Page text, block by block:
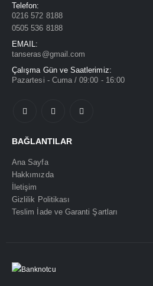
Telefon:
0216 572 8188
0505 536 8188
EMAIL:
tanseras@gmail.com
Çalışma Gün ve Saatlerimiz:
Pazartesi - Cuma / 09:00 - 16:00
BAĞLANTILAR
Ana Sayfa
Hakkımızda
İletişim
Gizlilik Politikası
Teslim İade ve Garanti Şartları